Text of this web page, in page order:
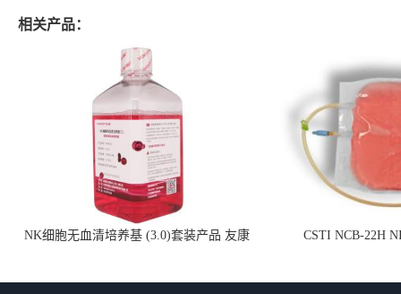
相关产品：
NK细胞无血清培养基 (3.0)套装产品 友康
CSTI NCB-22H